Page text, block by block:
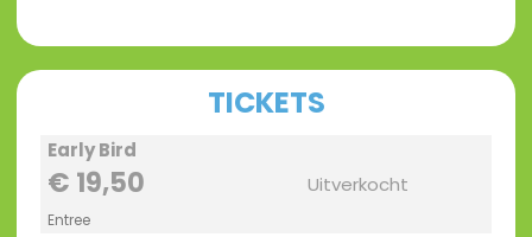
TICKETS
Early Bird
€ 19,50 Uitverkocht
Entree